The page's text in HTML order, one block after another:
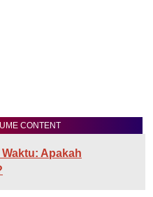
CONTENT
Apakah